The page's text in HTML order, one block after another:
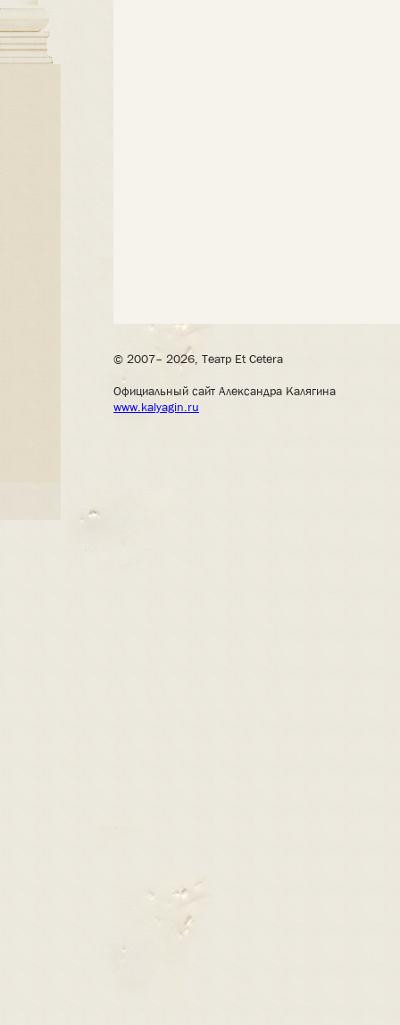
© 2007– 2026, Театр Et Cetera
Официальный сайт Александра Калягина
www.kalyagin.ru